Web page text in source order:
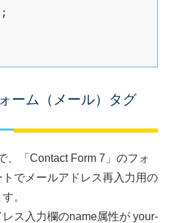
ーム（メール）タグ
、「Contact Form 7」のフォ
でメールアドレス再入力用の
。
ス入力欄のname属性が your-